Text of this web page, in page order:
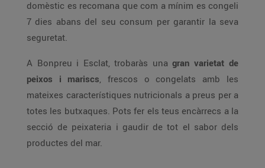
domèstic es recomana que com a mínim es congeli
7 dies abans del seu consum per garantir la seva
seguretat.
A Bonpreu i Esclat, trobaràs una gran varietat de
peixos i mariscs, frescos o congelats amb les
mateixes característiques nutricionals a preus per a
totes les butxaques. Pots fer els teus encàrrecs a la
secció de peixateria i gaudir de tot el sabor dels
productes del mar.